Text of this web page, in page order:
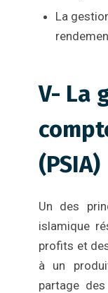
La
V- La
(PSIA)
Un des
islamique
profits et
à un
partage